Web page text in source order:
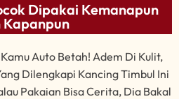
Dipakai Kemanapun
Kapanpun
Auto Betah! Adem Di Kulit,
Dilengkapi Kancing Timbul Ini
Pakaian Bisa Cerita, Dia Bakal